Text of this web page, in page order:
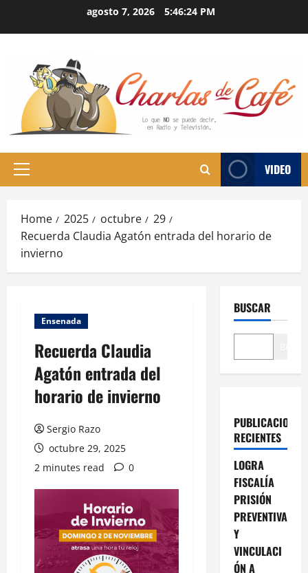
agosto 7, 2026 5:46:25 PM
Primary
VIDEO
Home 2025 octubre
29
Recuerda Claudia Agatón entrada del horario de
invierno
Ensenada
Recuerda Claudia
Agatón entrada del
horario de invierno
Sergio Razo
octubre 29, 2025
2 minutes read
0
BUSCAR
PUBLICACIONES
RECIENTES
LOGRA
FISCALÍA
PRISIÓN
PREVENTIVA
Y
VINCULACI
ÓN A